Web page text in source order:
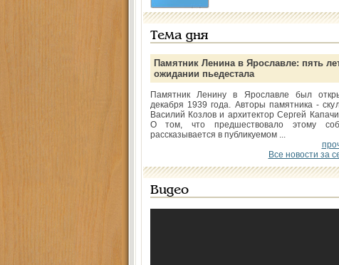
Тема дня
Памятник Ленина в Ярославле: пять
ожидании пьедестала
Памятник Ленину в Ярославле был
декабря 1939 года. Авторы памятника -
Василий Козлов и архитектор Сергей
О том, что предшествовало этому
рассказывается в публикуемом ...
Все новости за
Видео